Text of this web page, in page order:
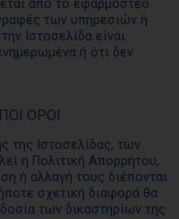
από το εφαρμοστέο
των υπηρεσιών ή
Ιστοσελίδα είναι
ή ότι δεν
ΟΡΟΙ
της Ιστοσελίδας, των
η Πολιτική Απορρήτου,
ή αλλαγή τους διέπονται
σχετική διαφορά θα
των δικαστηρίων της